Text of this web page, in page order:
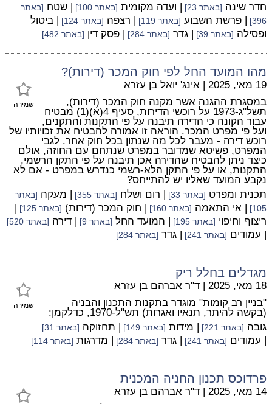
חדר שינה [באתר 23] | ועדה מקומית [באתר 100] | שטח [באתר
396]
| פרשת השבוע [באתר 119] | רצפה [באתר 124]
| ביטול
ופסילה [באתר 39] | גדר [באתר 284] | פסק דין [באתר 482]
מהו המועד החל לפי חוק המכר (דירות)?
שמירה
19 מאי, 2025 | אינג' יואל בן עזרא
במסגרת ההגנה אשר מקנה חוק המכר (דירות),
תשל"ג-1973 על רוכשי הדירות, סעיף 4(א)(1) מבטיח
עבור הקונה כי הדירה תיבנה על פי התקנות והתקנים,
ועל פי מפרט המכר. הוראה זו אמורה להבטיח את זכויותיו של
רוכש דירה - מעבר לכל מה שנתון בכל חוק אחר. לגבי
המפרט, פשיטא שמדובר במפרט שנתחם עם החוזה, אולם
כיצד ניתן להבטיח שהדירה אכן תיבנה על פי התקן הרשמי,
התקנות, או על פי התקן הלא-רשמי כנדרש במפרט - אם לא
נקבע המועד שאליו יש להתייחס?
תכנית ומפרט [באתר 33] | רום ושלח [באתר 355] | מעקה [באתר
105]
| אי התאמה [באתר 160] | חוק המכר (דירות) [באתר 125]
|
ריצוף וחיפוי [באתר 195] | המועד החל [באתר 9] | דירה [באתר 520]
| עמודים [באתר 241] | גדר [באתר 284]
מגדלים בחלל ריק
שמירה
18 מאי, 2025 | ד"ר אברהם בן עזרא
"בניין רב קומות" מוגדר בתקנות התכנון והבניה
(בקשה להיתר, תנאיו ואגרות) תש"ל-1970, כדלקמן:
גובה [באתר 221] | מידות [באתר 149] | תחזוקה [באתר 31]
| עמודים [באתר 241] | גדר [באתר 284] | מדרגות [באתר 114]
פרדוכס תכנון החניה המכנית
14 מאי, 2025 | ד"ר אברהם בן עזרא